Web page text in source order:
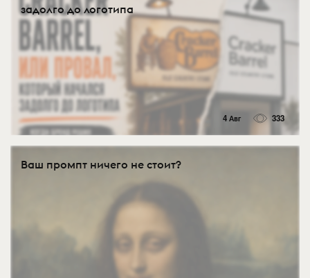
задолго до логотипа
4 Авг 333
Ваш промпт ничего не стоит?